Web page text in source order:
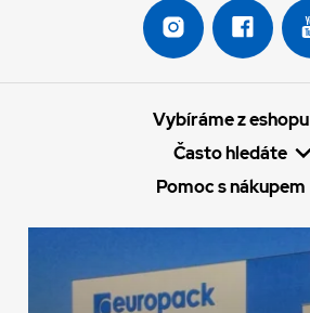
Vybíráme z eshopu
Často hledáte
Pomoc s nákupem